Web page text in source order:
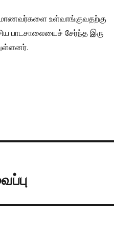
உள்வாங்குவதற்கு
பாடசாலையைச் சேர்ந்த இரு